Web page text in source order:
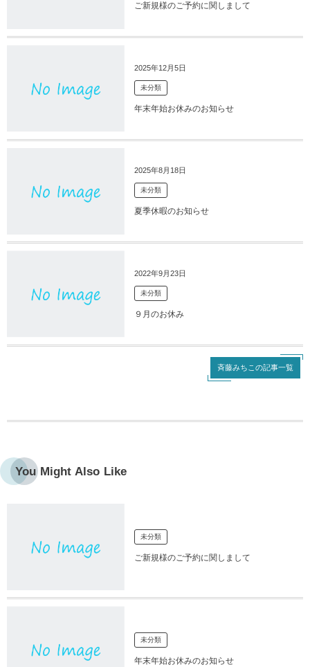
ご新規様のご予約に関しまして
2025年12月5日
未分類
年末年始お休みのお知らせ
2025年8月18日
未分類
夏季休暇のお知らせ
2022年9月23日
未分類
９月のお休み
斉藤みちこの記事一覧
You Might Also Like
未分類
ご新規様のご予約に関しまして
未分類
年末年始お休みのお知らせ